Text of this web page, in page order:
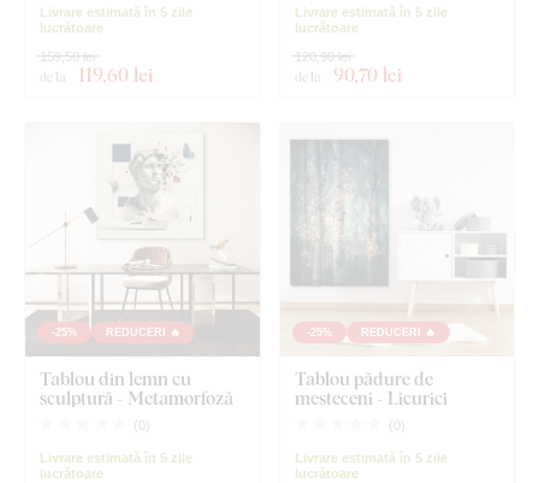
Livrare estimată în 5 zile
lucrătoare
de la 119,60 lei
159,50 lei
Livrare estimată în 5 zile
lucrătoare
de la 90,70 lei
120,90 lei
-25% REDUCERI 🔥
Tablou din lemn cu
sculptură - Metamorfoză
( 0 )
Livrare estimată în 5 zile
lucrătoare
-25% REDUCERI 🔥
Tablou pădure de
mesteceni - Licurici
( 0 )
Livrare estimată în 5 zile
lucrătoare